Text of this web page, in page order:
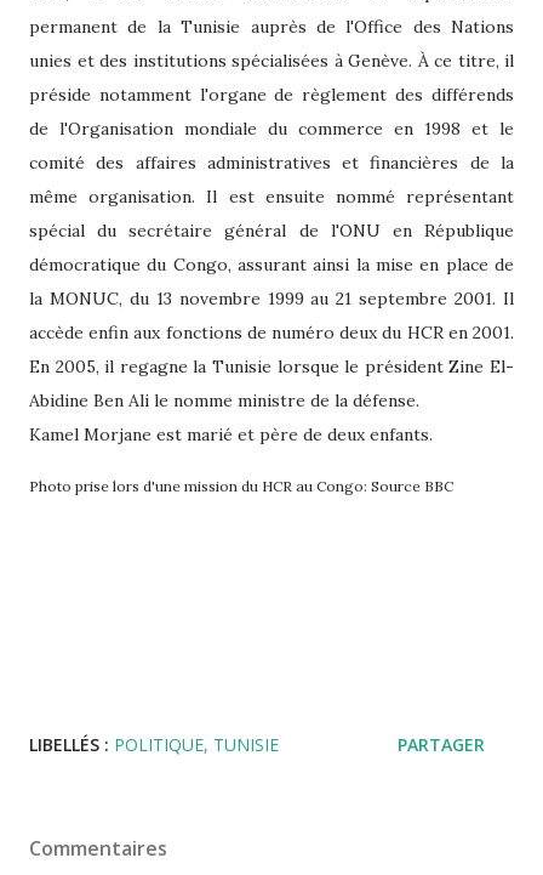
permanent de la Tunisie auprès de l'Office des Nations
unies et des institutions spécialisées à Genève. À ce titre, il
préside notamment l'organe de règlement des différends
de l'Organisation mondiale du commerce en 1998 et le
comité des affaires administratives et financières de la
même organisation. Il est ensuite nommé représentant
spécial du secrétaire général de l'ONU en République
démocratique du Congo, assurant ainsi la mise en place de
la MONUC, du 13 novembre 1999 au 21 septembre 2001. Il
accède enfin aux fonctions de numéro deux du HCR en 2001.
En 2005, il regagne la Tunisie lorsque le président Zine El-
Abidine Ben Ali le nomme ministre de la défense.
Kamel Morjane est marié et père de deux enfants.
Photo prise lors d'une mission du HCR au Congo: Source BBC
LIBELLÉS : POLITIQUE TUNISIE PARTAGER
Commentaires